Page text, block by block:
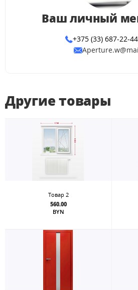
Ваш личный
+375 (33) 687-22-
Другие товары
Товар 2
560.00
BYN